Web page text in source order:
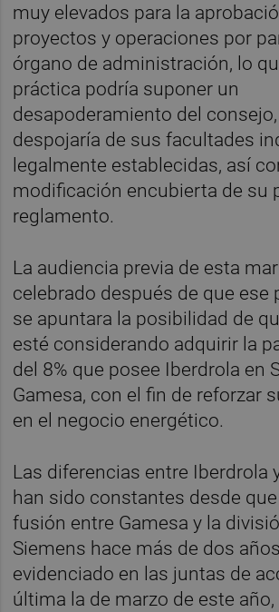
muy elevados para la
proyectos y operaciones por
órgano de administración, lo
práctica podría suponer un
desapoderamiento del
despojaría de sus facultades
legalmente establecidas, así
modificación encubierta de su
reglamento.
La audiencia previa de esta
celebrado después de que ese
se apuntara la posibilidad de
esté considerando adquirir la
del 8% que posee Iberdrola en
Gamesa, con el fin de reforzar
en el negocio energético.
Las diferencias entre Iberdrola
han sido constantes desde
fusión entre Gamesa y la
Siemens hace más de dos
evidenciado en las juntas de
última la de marzo de este